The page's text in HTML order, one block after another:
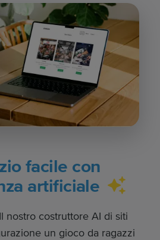
facile con
artificiale
Il nostro costruttore AI di siti
un gioco da ragazzi